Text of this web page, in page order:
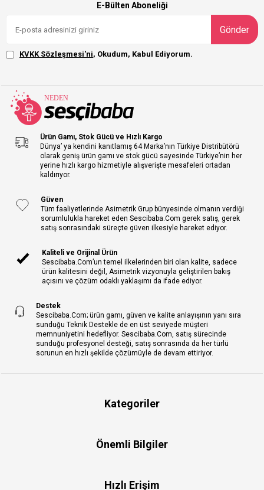
E-Bülten Aboneliği
Gönder
KVKK Sözleşmesi'ni, Okudum, Kabul Ediyorum.
Ürün Gamı, Stok Gücü ve Hızlı Kargo
Dünya’ ya kendini kanıtlamış 64 Marka’nın Türkiye Distribütörü
olarak geniş ürün gamı ve stok gücü sayesinde Türkiye’nin her
yerine hızlı kargo hizmetiyle alışverişte mesafeleri ortadan
kaldırıyor.
Güven
Tüm faaliyetlerinde Asimetrik Grup bünyesinde olmanın verdiği
sorumlulukla hareket eden Sescibaba.Com gerek satış, gerek
satış sonrasındaki süreçte güven ilkesiyle hareket ediyor.
Kaliteli ve Orijinal Ürün
Sescibaba.Com’un temel ilkelerinden biri olan kalite, sadece
ürün kalitesini değil, Asimetrik vizyonuyla geliştirilen bakış
açısını ve çözüm odaklı yaklaşımı da ifade ediyor.
Destek
Sescibaba.Com; ürün gamı, güven ve kalite anlayışının yanı sıra
sunduğu Teknik Destekle de en üst seviyede müşteri
memnuniyetini hedefliyor. Sescibaba.Com, satış sürecinde
sunduğu profesyonel desteği, satış sonrasında da her türlü
sorunun en hızlı şekilde çözümüyle de devam ettiriyor.
Kategoriler
Önemli Bilgiler
Hızlı Erişim